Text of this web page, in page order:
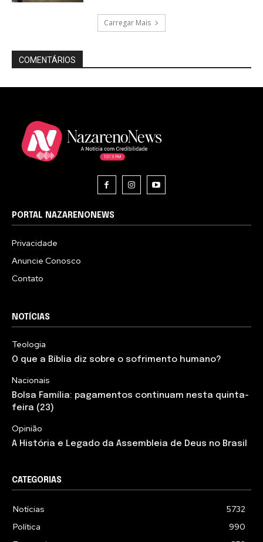
Carregar Mais
COMENTÁRIOS
PORTAL NAZARENONEWS
Privacidade
Anuncie Conosco
Contato
NOTÍCIAS
Teologia
O que a Bíblia diz sobre o sofrimento humano?
Nacionais
Bolsa Família: pagamentos continuam nesta quinta-
feira (23)
Opinião
A História e Legado da Assembleia de Deus no Brasil
CATEGORIAS
Notícias
5732
Política
990